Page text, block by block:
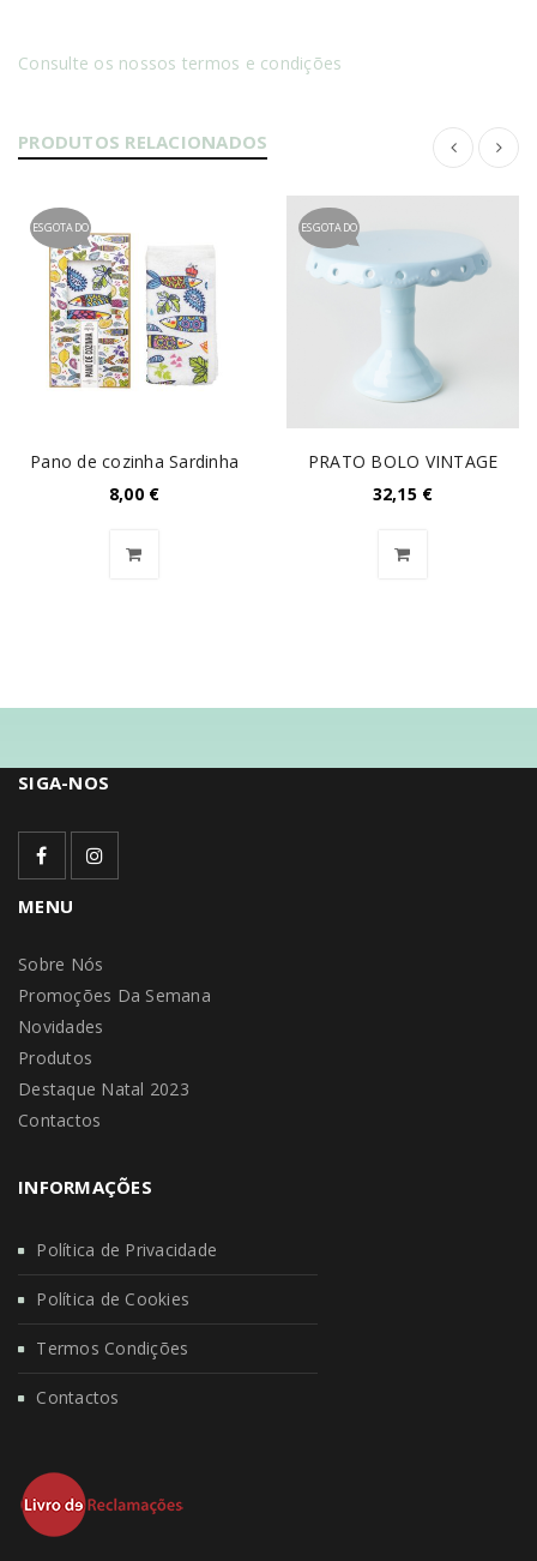
Consulte os nossos termos e condições
PRODUTOS RELACIONADOS
ESGOTADO
Pano de cozinha Sardinha
8,00 €
ESGOTADO
PRATO BOLO VINTAGE
32,15 €
SIGA-NOS
MENU
Sobre Nós
Promoções Da Semana
Novidades
Produtos
Destaque Natal 2023
Contactos
INFORMAÇÕES
Política de Privacidade
Política de Cookies
Termos Condições
Contactos